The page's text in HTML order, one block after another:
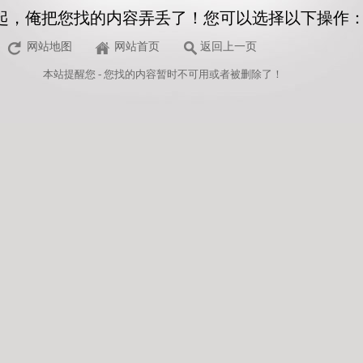
，俺把您找的内容弄丢了！您可以选择以下操作
网站地图 网站首页 返回上一页
本站提醒您 - 您找的内容暂时不可用或者被删除了！